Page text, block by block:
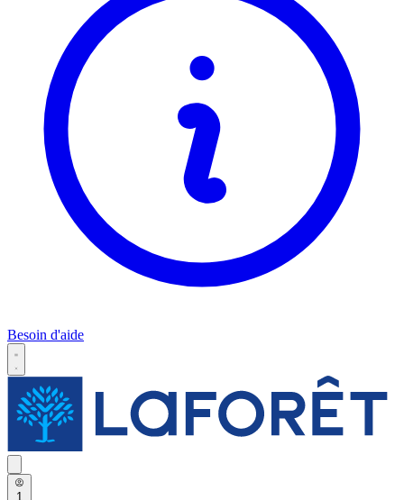
Besoin d'aide
1